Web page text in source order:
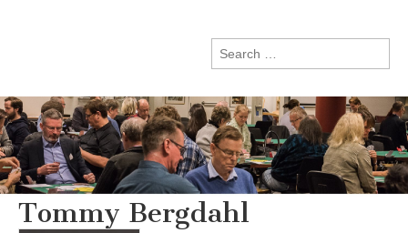
Search
for:
Tommy Bergdahl